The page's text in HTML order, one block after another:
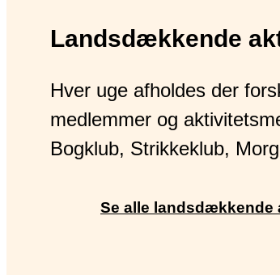
Landsdækkende
Hver uge afholdes der
medlemmer og
Bogklub, Strikkeklub,
Se alle landsdækkende